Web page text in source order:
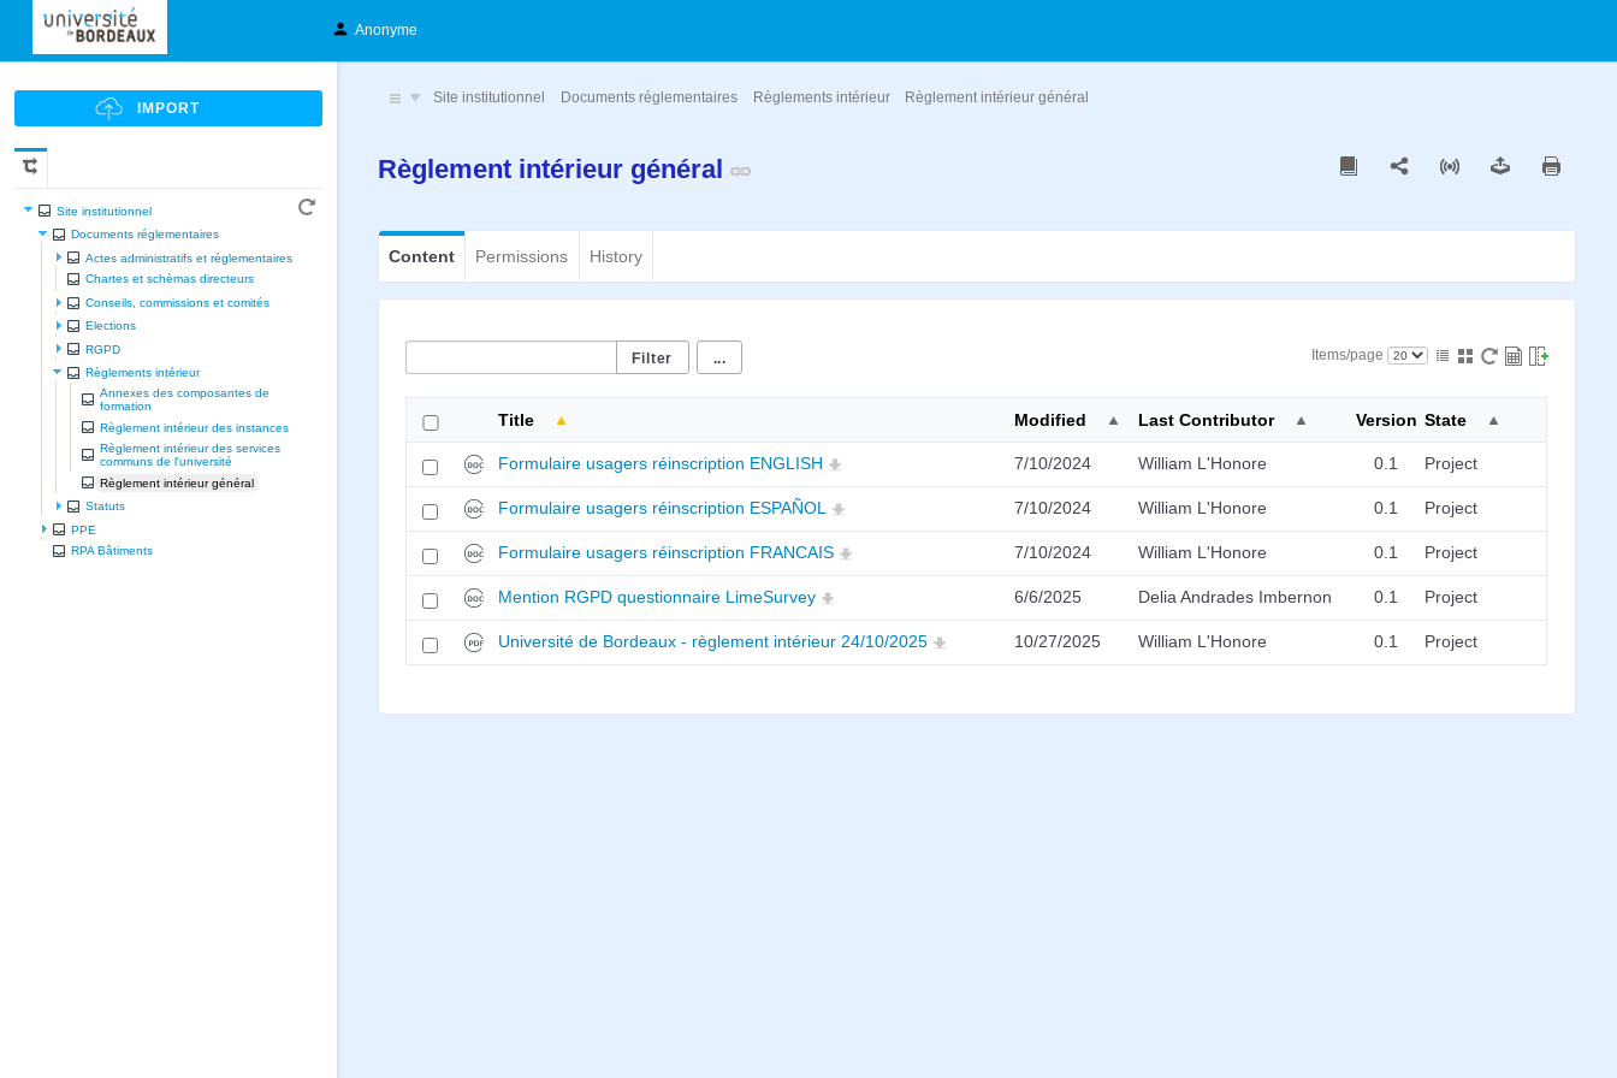
Anonyme
Site institutionnel
Documents réglementaires
Actes administratifs et réglementaires
Chartes et schèmas directeurs
Conseils, commissions et comités
Elections
RGPD
Règlements intérieur
Annexes des composantes de
formation
Règlement intérieur des instances
Règlement intérieur des services
communs de l'université
Règlement intérieur général
Statuts
PPE
RPA Bâtiments
Site institutionnel Documents réglementaires Règlements intérieur Règlement intérieur général
Règlement intérieur général
Content Permissions History
... Items/page
Title Modified Last Contributor Version State
Formulaire usagers réinscription ENGLISH 7/10/2024 William L'Honore 0.1 Project
Formulaire usagers réinscription ESPAÑOL 7/10/2024 William L'Honore 0.1 Project
Formulaire usagers réinscription FRANCAIS 7/10/2024 William L'Honore 0.1 Project
Mention RGPD questionnaire LimeSurvey 6/6/2025 Delia Andrades Imbernon 0.1 Project
Université de Bordeaux - règlement intérieur 24/10/2025 10/27/2025 William L'Honore 0.1 Project